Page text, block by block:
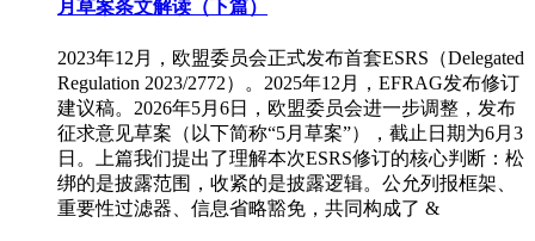
月草案条文解读（下篇）
2023年12月，欧盟委员会正式发布首套ESRS（Delegated
Regulation 2023/2772）。2025年12月，EFRAG发布修订
建议稿。2026年5月6日，欧盟委员会进一步调整，发布
征求意见草案（以下简称“5月草案”），截止日期为6月3
日。上篇我们提出了理解本次ESRS修订的核心判断：松
绑的是披露范围，收紧的是披露逻辑。公允列报框架、
重要性过滤器、信息省略豁免，共同构成了 &